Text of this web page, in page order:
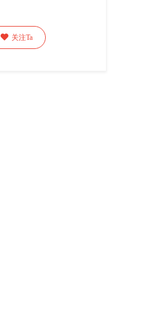
 关注Ta